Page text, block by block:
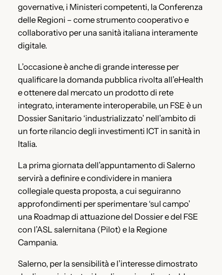
governative, i Ministeri competenti, la Conferenza
delle Regioni – come strumento cooperativo e
collaborativo per una sanità italiana interamente
digitale.
L’occasione è anche di grande interesse per
qualificare la domanda pubblica rivolta all’eHealth
e ottenere dal mercato un prodotto di rete
integrato, interamente interoperabile, un FSE è un
Dossier Sanitario ‘industrializzato’ nell’ambito di
un forte rilancio degli investimenti ICT in sanità in
Italia.
La prima giornata dell’appuntamento di Salerno
servirà a definire e condividere in maniera
collegiale questa proposta, a cui seguiranno
approfondimenti per sperimentare ‘sul campo’
una Roadmap di attuazione del Dossier e del FSE
con l’ASL salernitana (Pilot) e la Regione
Campania.
Salerno, per la sensibilità e l’interesse dimostrato